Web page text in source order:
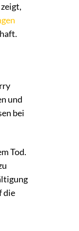
und
bei
Tod.
die